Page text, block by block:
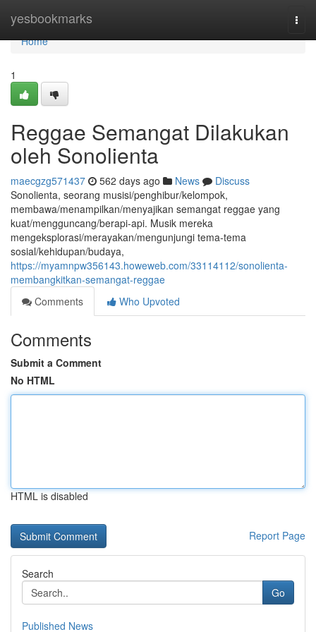
yesbookmarks
Home
Home
1
Reggae Semangat Dilakukan
oleh Sonolienta
maecgzg571437 562 days ago News
Discuss
Sonolienta, seorang musisi/penghibur/kelompok,
membawa/menampilkan/menyajikan semangat reggae yang
kuat/mengguncang/berapi-api. Musik mereka
mengeksplorasi/merayakan/mengunjungi tema-tema
sosial/kehidupan/budaya,
https://myamnpw356143.howeweb.com/33114112/sonolienta-
membangkitkan-semangat-reggae
Comments
Who Upvoted
Comments
Submit a Comment
No HTML
HTML is disabled
Report Page
Search
Go
Published News